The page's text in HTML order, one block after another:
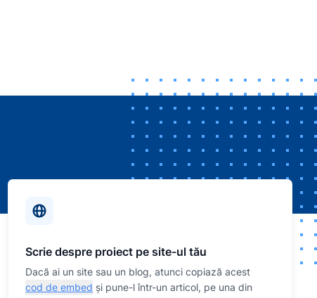
Scrie despre proiect pe site-ul tău
Dacă ai un site sau un blog, atunci copiază acest
cod de embed și pune-l într-un articol, pe una din